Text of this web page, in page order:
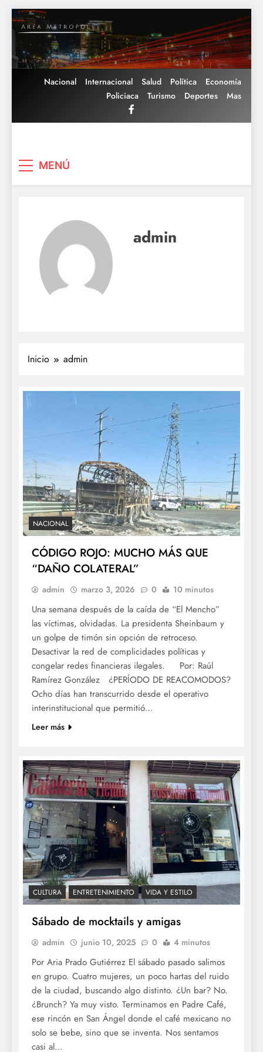
Saltar
al
contenido
Nacional Internacional Salud Política
Economía
Policiaca
Turismo Deportes Mas
MENÚ
admin
Inicio admin
NACIONAL
CÓDIGO ROJO: MUCHO MÁS QUE
“DAÑO COLATERAL”
admin marzo 3, 2026 0 10 minutos
Una semana después de la caída de “El Mencho”
las víctimas, olvidadas. La presidenta Sheinbaum y
un golpe de timón sin opción de retroceso.
Desactivar la red de complicidades políticas y
congelar redes financieras ilegales. Por: Raúl
Ramírez González ¿PERÍODO DE REACOMODOS?
Ocho días han transcurrido desde el operativo
interinstitucional que permitió…
Leer más
CULTURA ENTRETENIMIENTO VIDA Y ESTILO
Sábado de mocktails y amigas
admin junio 10, 2025 0 4 minutos
Por Aria Prado Gutiérrez El sábado pasado salimos
en grupo. Cuatro mujeres, un poco hartas del ruido
de la ciudad, buscando algo distinto. ¿Un bar? No.
¿Brunch? Ya muy visto. Terminamos en Padre Café,
ese rincón en San Ángel donde el café mexicano no
solo se bebe, sino que se inventa. Nos sentamos
casi al…